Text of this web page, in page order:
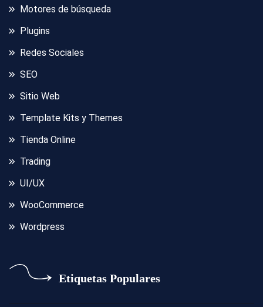
Motores de búsqueda
Plugins
Redes Sociales
SEO
Sitio Web
Template Kits y Themes
Tienda Online
Trading
UI/UX
WooCommerce
Wordpress
Etiquetas Populares